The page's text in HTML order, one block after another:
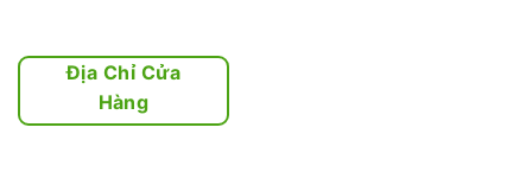
Địa Chỉ Cửa
Hàng